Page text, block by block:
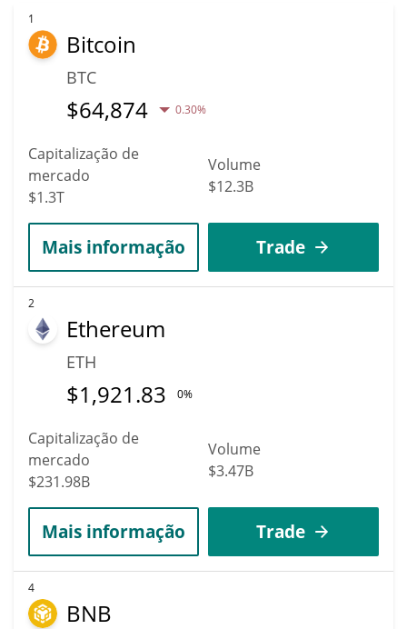
1
Bitcoin
BTC
$64,874 0.30%
Capitalização de
mercado
$1.3T
Volume
$12.3B
Mais informação Trade
2
Ethereum
ETH
$1,921.83 0%
Capitalização de
mercado
$231.98B
Volume
$3.47B
Mais informação Trade
4
BNB